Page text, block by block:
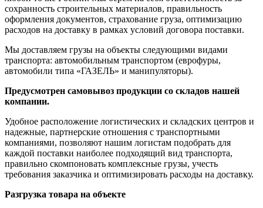
сохранность строительных материалов, правильность
оформления документов, страхование груза, оптимизацию
расходов на доставку в рамках условий договора поставки.
Мы доставляем грузы на объекты следующими видами
транспорта: автомобильным транспортом (еврофуры,
автомобили типа «ГАЗЕЛЬ» и манипуляторы).
Предусмотрен самовывоз продукции со складов нашей
компании.
Удобное расположение логистических и складских центров и
надежные, партнерские отношения с транспортными
компаниями, позволяют нашим логистам подобрать для
каждой поставки наиболее подходящий вид транспорта,
правильно скомпоновать комплексные грузы, учесть
требования заказчика и оптимизировать расходы на доставку.
Разгрузка товара на объекте